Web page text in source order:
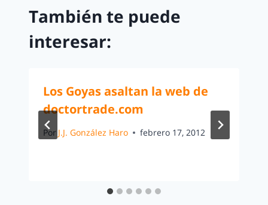
También te puede
interesar:
Los Goyas asaltan la web de
doctortrade.com
Por J.J. González Haro febrero 17, 2012